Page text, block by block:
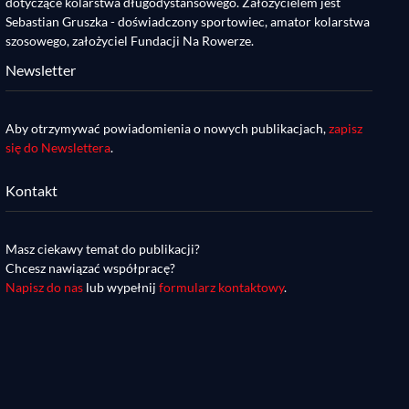
Sebastian Gruszka - doświadczony sportowiec, amator kolarstwa
szosowego, założyciel Fundacji Na Rowerze.
Newsletter
Aby otrzymywać powiadomienia o nowych publikacjach,zapisz
się do Newslettera.
Kontakt
Masz ciekawy temat do publikacji?
Chcesz nawiązać współpracę?
Napisz do nas lub wypełnijformularz kontaktowy.